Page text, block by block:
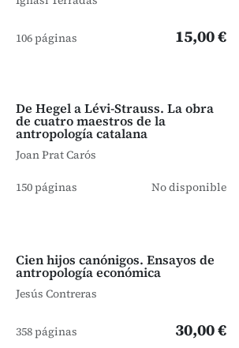
106 páginas 15,00 €
De Hegel a Lévi-Strauss. La obra
de cuatro maestros de la
antropología catalana
Joan Prat Carós
150 páginas No disponible
Cien hijos canónigos. Ensayos de
antropología económica
Jesús Contreras
358 páginas 30,00 €